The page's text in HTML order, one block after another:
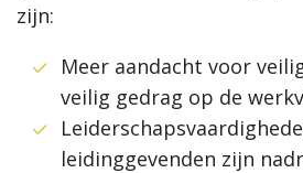
zijn:
Meer aandacht voor
veilig gedrag op de
leidinggevenden zijn